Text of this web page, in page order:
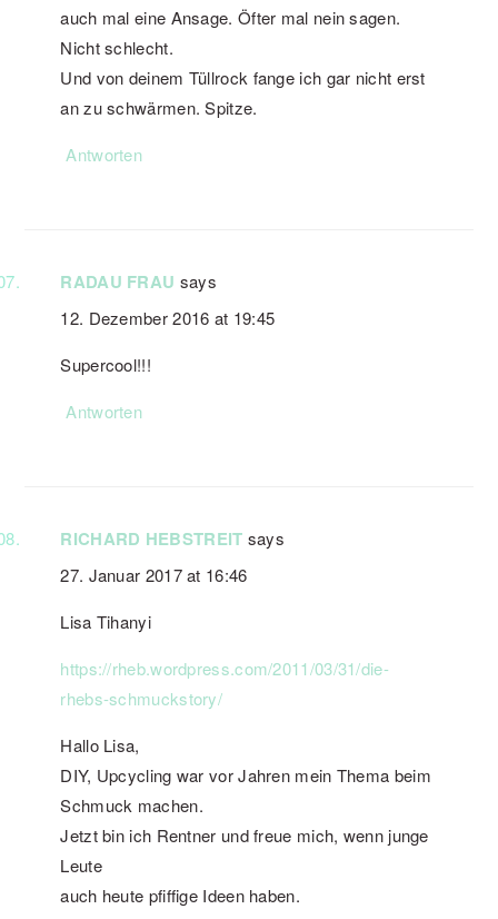
auch mal eine Ansage. Öfter mal nein sagen.
Nicht schlecht.
Und von deinem Tüllrock fange ich gar nicht erst
an zu schwärmen. Spitze.
Antworten
RADAU FRAU says
12. Dezember 2016 at 19:45
Supercool!!!
Antworten
RICHARD HEBSTREIT says
27. Januar 2017 at 16:46
Lisa Tihanyi
https://rheb.wordpress.com/2011/03/31/die-
rhebs-schmuckstory/
Hallo Lisa,
DIY, Upcycling war vor Jahren mein Thema beim
Schmuck machen.
Jetzt bin ich Rentner und freue mich, wenn junge
Leute
auch heute pfiffige Ideen haben.